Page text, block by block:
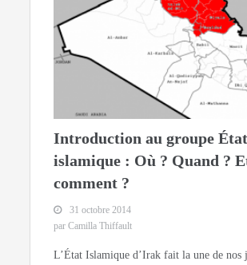
Introduction au groupe État
islamique : Où ? Quand ?
comment ?
31 octobre 2014
par Camilla Thiffault
L’État Islamique d’Irak fait la une de